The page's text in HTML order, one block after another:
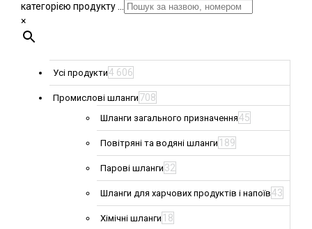
категорією продукту ...
×
Усі продукти4 606
Промислові шланги 708
Шланги загального призначення45
Повітряні та водяні шланги 189
Парові шланги 32
Шланги для харчових продуктів і напоїв43
Хімічні шланги 18